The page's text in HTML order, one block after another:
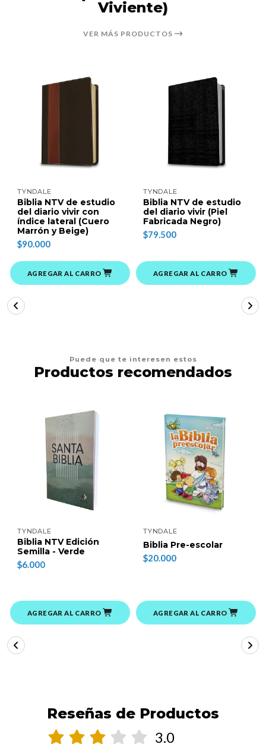
Viviente)
VER MÁS PRODUCTOS
TYNDALE
Biblia NTV de estudio
del diario vivir con
índice lateral (Cuero
Marrón y Beige)
$90.000
AGREGAR AL CARRO
TYNDALE
Biblia NTV de estudio
del diario vivir (Piel
Fabricada Negro)
$79.500
AGREGAR AL CARRO
Puede que te interesen estos
Productos recomendados
TYNDALE
Biblia NTV Edición
Semilla - Verde
$6.000
AGREGAR AL CARRO
TYNDALE
Biblia Pre-escolar
$20.000
AGREGAR AL CARRO
Reseñas de Productos
3.0